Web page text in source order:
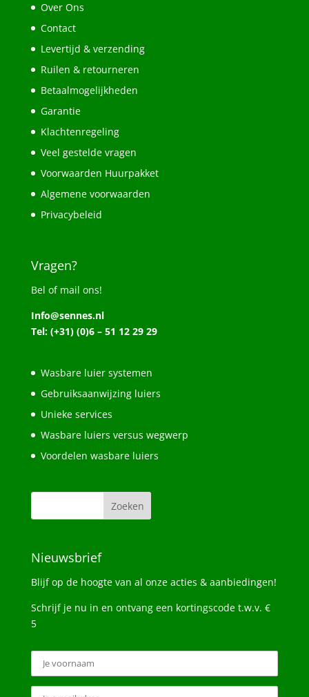
Over Ons
Contact
Levertijd & verzending
Ruilen & retourneren
Betaalmogelijkheden
Garantie
Klachtenregeling
Veel gestelde vragen
Voorwaarden Huurpakket
Algemene voorwaarden
Privacybeleid
Vragen?
Bel of mail ons!
Info@sennes.nl
Tel: (+31) (0)6 – 51 12 29 29
Wasbare luier systemen
Gebruiksaanwijzing luiers
Unieke services
Wasbare luiers versus wegwerp
Voordelen wasbare luiers
Nieuwsbrief
Blijf op de hoogte van al onze acties & aanbiedingen!
Schrijf je nu in en ontvang een kortingscode t.w.v. €
5